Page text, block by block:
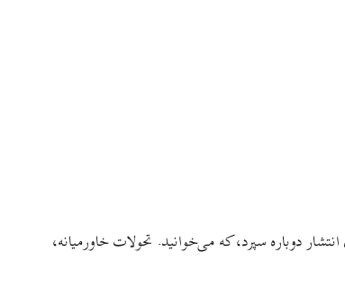
دوباره سپرد، که می‌خوانید. تحولات خاورمیانه،